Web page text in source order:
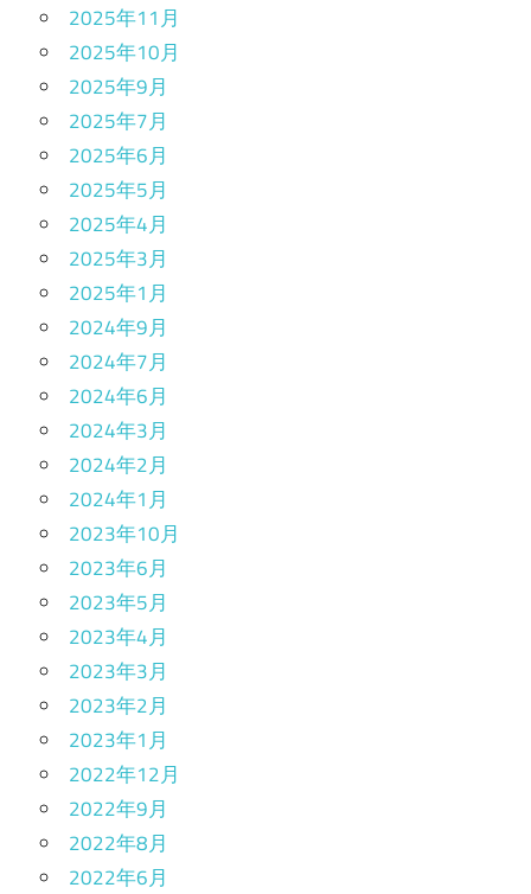
2025年11月
2025年10月
2025年9月
2025年7月
2025年6月
2025年5月
2025年4月
2025年3月
2025年1月
2024年9月
2024年7月
2024年6月
2024年3月
2024年2月
2024年1月
2023年10月
2023年6月
2023年5月
2023年4月
2023年3月
2023年2月
2023年1月
2022年12月
2022年9月
2022年8月
2022年6月